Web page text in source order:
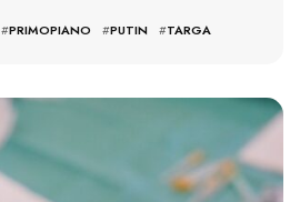
#PRIMOPIANO #PUTIN #TARGA